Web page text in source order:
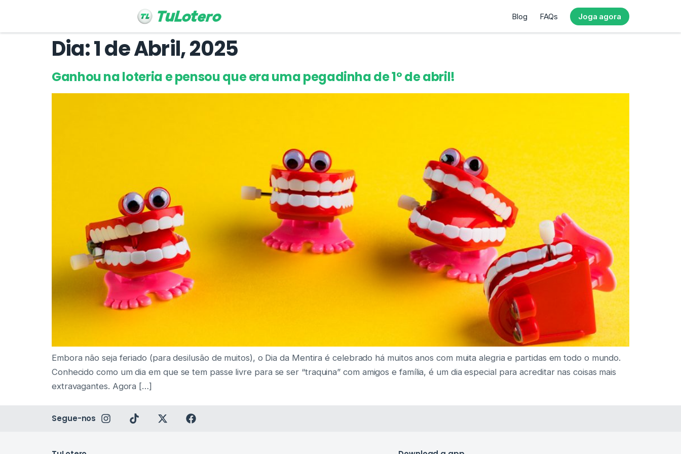
Blog FAQs Joga agora
Dia:1 de Abril, 2025
Ganhou na loteria e pensou que era uma pegadinha de 1º de abril!
Embora não seja feriado (para desilusão de muitos), o Dia da Mentira é celebrado há muitos anos com muita alegria e partidas em todo o mundo.
Conhecido como um dia em que se tem passe livre para se ser “traquina” com amigos e família, é um dia especial para acreditar nas coisas mais
extravagantes. Agora […]
Segue-nos